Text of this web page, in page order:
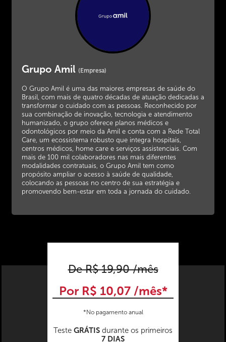
Grupo Amil (Empresa)
O Grupo Amil é uma das maiores empresas de saúde do
Brasil, com mais de quatro décadas de atuação dedicadas a
transformar o cuidado com as pessoas. Reconhecido por
sua combinação de inovação, tecnologia e atendimento
humanizado, o grupo oferece planos médicos e
odontológicos por meio da Amil e conta com a Rede Total
Care, um ecossistema robusto que integra hospitais,
centros médicos, home care e serviços assistenciais. Com
mais de 100 mil colaboradores nas mais diferentes
modalidades contratuais, o Grupo Amil tem como
propósito ampliar o acesso à saúde de qualidade,
colocando as pessoas no centro de sua estratégia e
promovendo bem-estar em toda a jornada do cuidado.
De R$ 19,90 /mês
Por R$ 10,07 /mês*
*No pagamento anual
Teste GRÁTIS durante os primeiros
7 DIAS